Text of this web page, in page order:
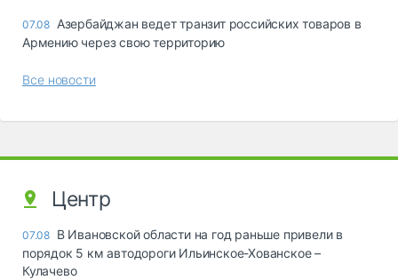
07.08 Азербайджан ведет транзит российских товаров в
Армению через свою территорию
Все новости
Центр
07.08 В Ивановской области на год раньше привели в
порядок 5 км автодороги Ильинское-Хованское –
Кулачево